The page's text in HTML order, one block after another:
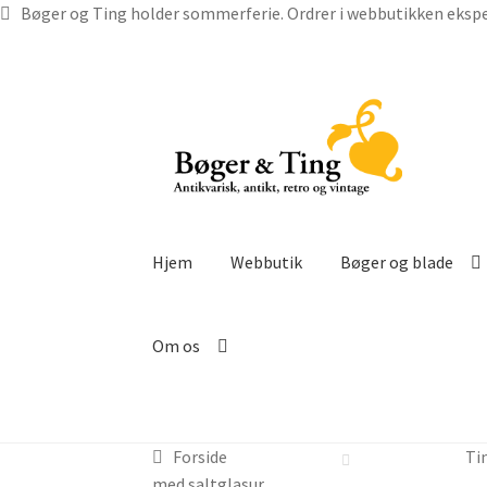
Bøger og Ting holder sommerferie. Ordrer i webbutikken
navigation
indhold
Hjem Webbutik Bøger og blade
Om os
Forside